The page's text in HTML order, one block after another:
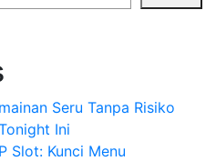
Seru Tanpa Risiko
Ini
Slot: Kunci Menu